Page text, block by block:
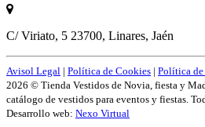
C/ Viriato, 5 23700, Linares, Jaén
Avisol Legal | Política de Cookies | Política
2026 © Tienda Vestidos de Novia, fiesta y
catálogo de vestidos para eventos y fiestas.
Desarrollo web: Nexo Virtual